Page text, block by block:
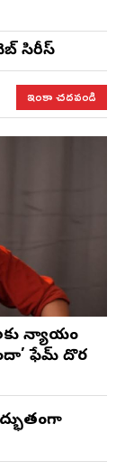
వెబ్ సిరీస్
ఇంకా చదవండి
న్యాయం
ఫేమ్ దొర